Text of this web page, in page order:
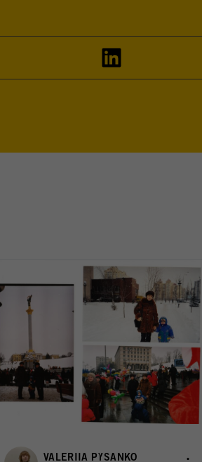
VALERIIA PYSANKO